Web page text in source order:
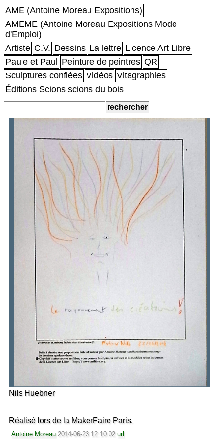
AME (Antoine Moreau Expositions)
AMEME (Antoine Moreau Expositions Mode
d'Emploi)
Artiste C.V. Dessins La lettre Licence Art Libre
Paule et Paul
Peinture de peintres QR
Sculptures confiées Vidéos Vitagraphies
Éditions Scions scions du bois
Nils Huebner
Réalisé lors de la MakerFaire Paris.
Antoine Moreau 2014-06-23 12:10:02 url